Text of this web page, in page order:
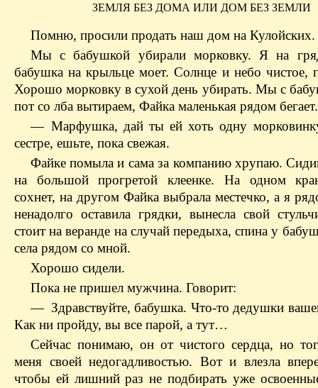
ЗЕМЛЯ БЕЗ ДОМА ИЛИ ДОМ БЕЗ ЗЕМЛИ
Помню, просили продать наш дом на Кулойских.
Мы с бабушкой убирали морковку. Я на
бабушка на крыльце моет. Солнце и небо чистое,
Хорошо морковку в сухой день убирать. Мы с
пот со лба вытираем, Файка маленькая рядом бегает.
— Марфушка, дай ты ей хоть одну
сестре, ешьте, пока свежая.
Файке помыла и сама за компанию хрупаю.
на большой прогретой клеенке. На одном
сохнет, на другом Файка выбрала местечко, а я
ненадолго оставила грядки, вынесла свой
стоит на веранде на случай передыха, спина у
села рядом со мной.
Хорошо сидели.
Пока не пришел мужчина. Говорит:
— Здравствуйте, бабушка. Что-то дедушки
Как ни пройду, вы все парой, а тут…
Сейчас понимаю, он от чистого сердца, но
меня своей недогадливостью. Вот и влезла
чтобы ей лишний раз не подбирать уже